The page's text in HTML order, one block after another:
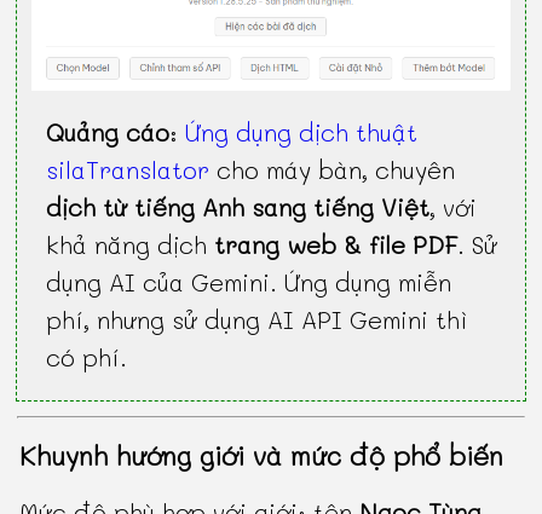
Quảng cáo:Ứng dụng dịch thuật
silaTranslator cho máy bàn, chuyên
dịch từ tiếng Anh sang tiếng Việt, với
khả năng dịch trang web & file PDF. Sử
dụng AI của Gemini. Ứng dụng miễn
phí, nhưng sử dụng AI API Gemini thì
có phí.
Khuynh hướng giới và mức độ phổ biến